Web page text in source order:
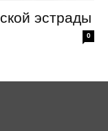
эстрады
0